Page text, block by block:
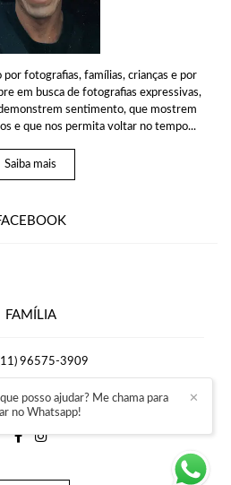
por fotografias, famílias, crianças e por
em busca de fotografias expressivas,
sentimento, que mostrem
e que nos permita voltar no tempo...
Saiba mais
FAMÍLIA
96575-3909
✕
posso ajudar? Me chama para
no Whatsapp!